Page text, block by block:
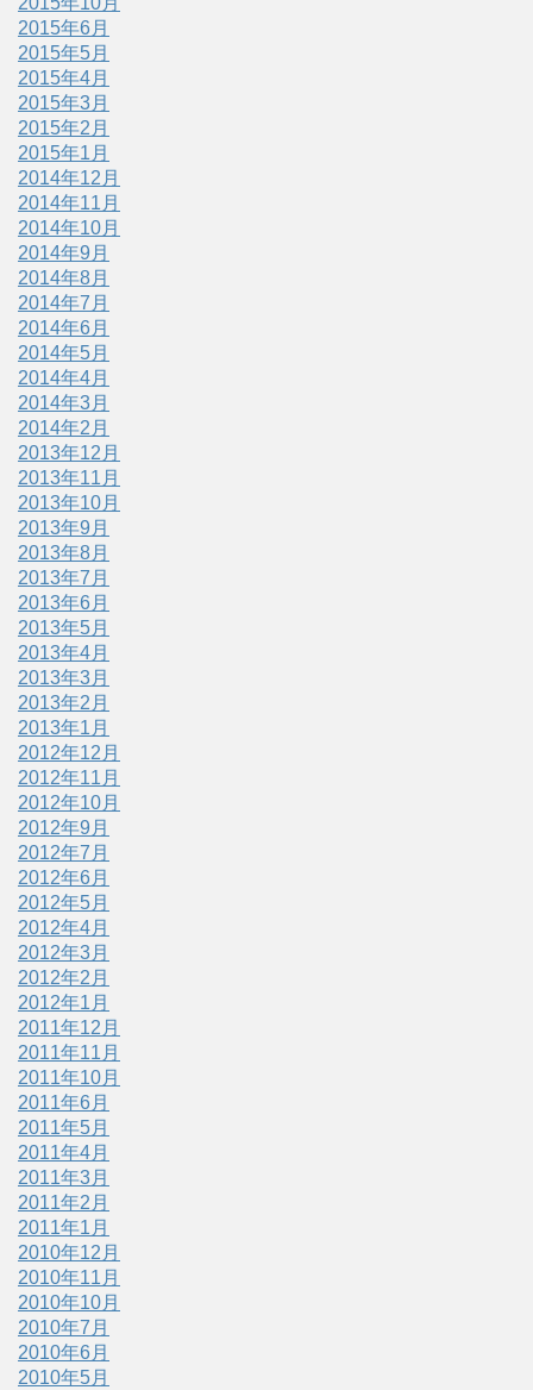
2015年6月
2015年5月
2015年4月
2015年3月
2015年2月
2015年1月
2014年12月
2014年11月
2014年10月
2014年9月
2014年8月
2014年7月
2014年6月
2014年5月
2014年4月
2014年3月
2014年2月
2013年12月
2013年11月
2013年10月
2013年9月
2013年8月
2013年7月
2013年6月
2013年5月
2013年4月
2013年3月
2013年2月
2013年1月
2012年12月
2012年11月
2012年10月
2012年9月
2012年7月
2012年6月
2012年5月
2012年4月
2012年3月
2012年2月
2012年1月
2011年12月
2011年11月
2011年10月
2011年6月
2011年5月
2011年4月
2011年3月
2011年2月
2011年1月
2010年12月
2010年11月
2010年10月
2010年7月
2010年6月
2010年5月